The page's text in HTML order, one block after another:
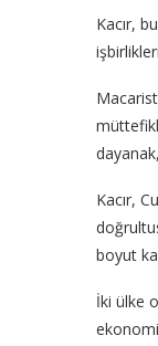
Kacır,
Kacır,
boyut
İki ülke